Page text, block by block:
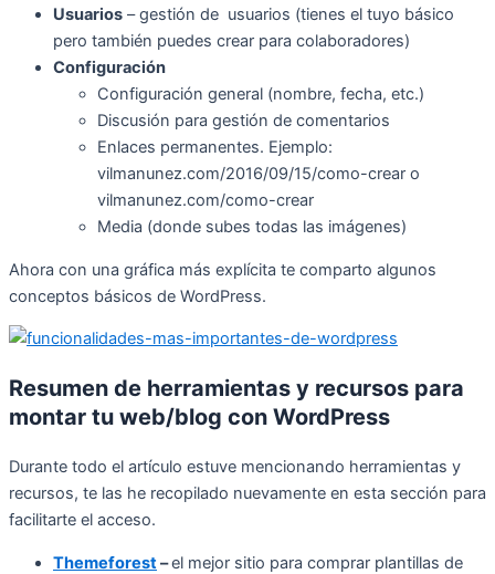
Usuarios – gestión de usuarios (tienes el tuyo básico
pero también puedes crear para colaboradores)
Configuración
Configuración general (nombre, fecha, etc.)
Discusión para gestión de comentarios
Enlaces permanentes. Ejemplo:
vilmanunez.com/2016/09/15/como-crear o
vilmanunez.com/como-crear
Media (donde subes todas las imágenes)
Ahora con una gráfica más explícita te comparto algunos
conceptos básicos de WordPress.
Resumen de herramientas y recursos para
montar tu web/blog con WordPress
Durante todo el artículo estuve mencionando herramientas y
recursos, te las he recopilado nuevamente en esta sección para
facilitarte el acceso.
Themeforest–el mejor sitio para comprar plantillas de